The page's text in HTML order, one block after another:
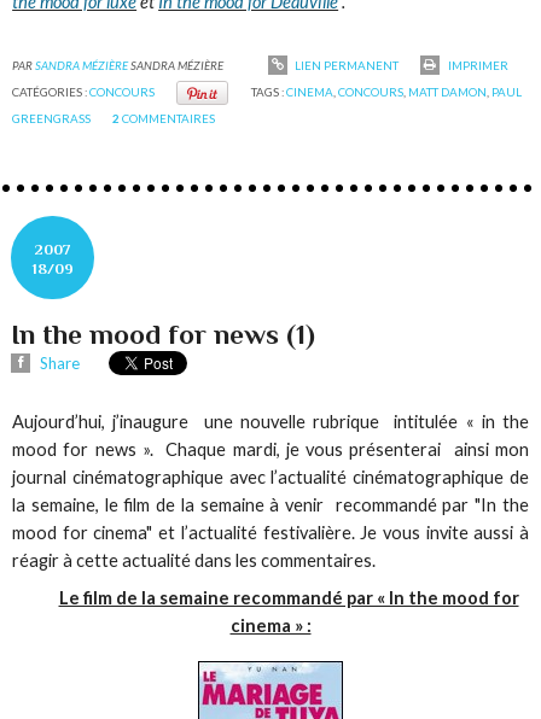
PARSANDRA MÉZIÈRESANDRA MÉZIÈRE LIEN PERMANENT
IMPRIMER
CATÉGORIES :CONCOURS TAGS :CINEMA CONCOURS, MATT DAMON PAUL
GREENGRASS
2 COMMENTAIRES
2007
18/09
In the mood for news (1)
Share
Aujourd’hui, j’inaugure une nouvelle rubrique intitulée « in the
mood for news ». Chaque mardi, je vous présenterai ainsi mon
journal cinématographique avec l’actualité cinématographique de
la semaine, le film de la semaine à venir recommandé par "In the
mood for cinema" et l’actualité festivalière. Je vous invite aussi à
réagir à cette actualité dans les commentaires.
Le film de la semaine recommandé par « In the mood for
cinema » :